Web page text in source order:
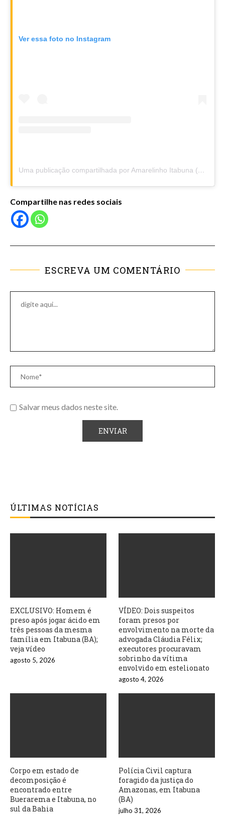
Ver essa foto no Instagram
Uma publicação compartilhada por Amarelinho Itabuna (@amarelinhoitabuna)
Compartilhe nas redes sociais
ESCREVA UM COMENTÁRIO
Salvar meus dados neste site.
ÚLTIMAS NOTÍCIAS
EXCLUSIVO: Homem é
preso após jogar ácido em
três pessoas da mesma
família em Itabuna (BA);
veja vídeo
agosto 5, 2026
VÍDEO: Dois suspeitos
foram presos por
envolvimento na morte da
advogada Cláudia Félix;
executores procuravam
sobrinho da vítima
envolvido em estelionato
agosto 4, 2026
Corpo em estado de
decomposição é
encontrado entre
Buerarema e Itabuna, no
sul da Bahia
Polícia Civil captura
foragido da justiça do
Amazonas, em Itabuna
(BA)
julho 31, 2026